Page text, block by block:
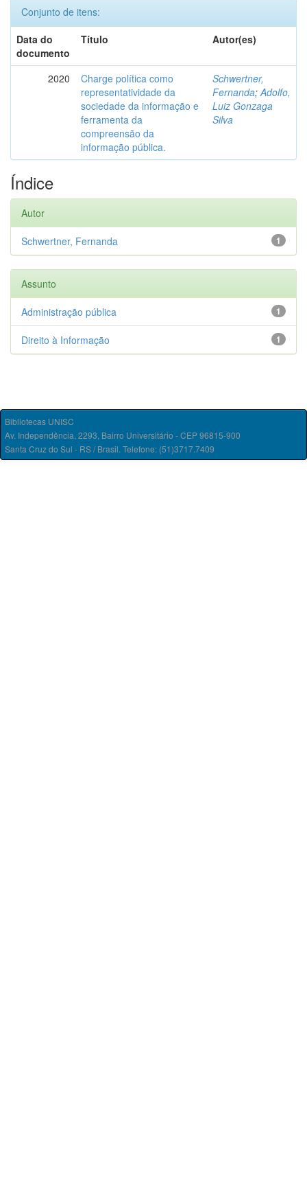
Conjunto de itens:
Data do
documento
Título Autor(es)
2020
Charge política como
representatividade da
sociedade da informação e
ferramenta da
compreensão da
informação pública.
Schwertner,
Fernanda;Adolfo,
Luiz Gonzaga
Silva
Índice
Autor
1
Schwertner, Fernanda
Assunto
1
Administração pública
1
Direito à Informação
Bibliotecas UNISC
Av. Independência, 2293, Bairro Universitário - CEP 96815-900
Santa Cruz do Sul - RS / Brasil. Telefone: (51)3717.7409